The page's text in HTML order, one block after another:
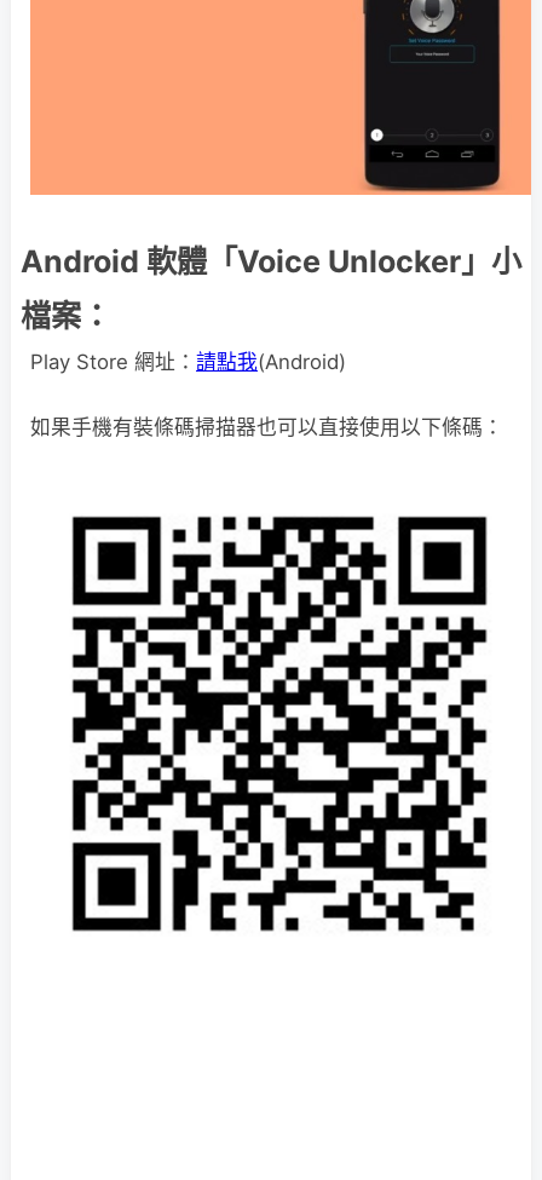
Android 軟體「Voice Unlocker」小
檔案：
Play Store 網址： 請點我(Android)
如果手機有裝條碼掃描器也可以直接使用以下條碼：